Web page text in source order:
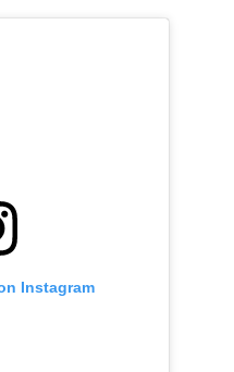
Instagram